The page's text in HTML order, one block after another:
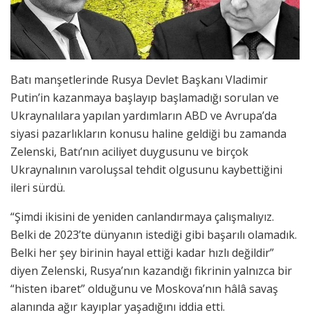
Batı manşetlerinde Rusya Devlet Başkanı Vladimir
Putin’in kazanmaya başlayıp başlamadığı sorulan ve
Ukraynalılara yapılan yardımların ABD ve Avrupa’da
siyasi pazarlıkların konusu haline geldiği bu zamanda
Zelenski, Batı’nın aciliyet duygusunu ve birçok
Ukraynalının varoluşsal tehdit olgusunu kaybettiğini
ileri sürdü.
“Şimdi ikisini de yeniden canlandırmaya çalışmalıyız.
Belki de 2023’te dünyanın istediği gibi başarılı olamadık.
Belki her şey birinin hayal ettiği kadar hızlı değildir”
diyen Zelenski, Rusya’nın kazandığı fikrinin yalnızca bir
“histen ibaret” olduğunu ve Moskova’nın hâlâ savaş
alanında ağır kayıplar yaşadığını iddia etti.